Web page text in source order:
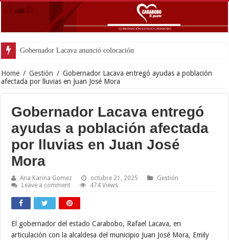
Gobernador Lacava anunció colocación de más de mil 500 t
Home / Gestión / Gobernador Lacava entregó ayudas a población
afectada por lluvias en Juan José Mora
Gobernador Lacava entregó
ayudas a población afectada
por lluvias en Juan José
Mora
Ana Karina Gomez octubre 21, 2025
Gestión
Leave a comment
474 Views
El gobernador del estado Carabobo, Rafael Lacava, en
articulación con la alcaldesa del municipio Juan José Mora, Emily